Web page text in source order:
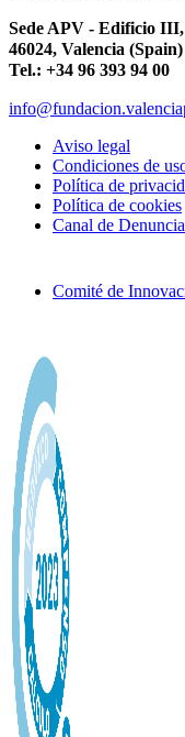
Sede APV - Edificio
46024, Valencia (Spain)
Tel.: +34 96 393 94 00
Aviso legal
Condiciones de
Política de
Política de cookies
Canal de
Comité de